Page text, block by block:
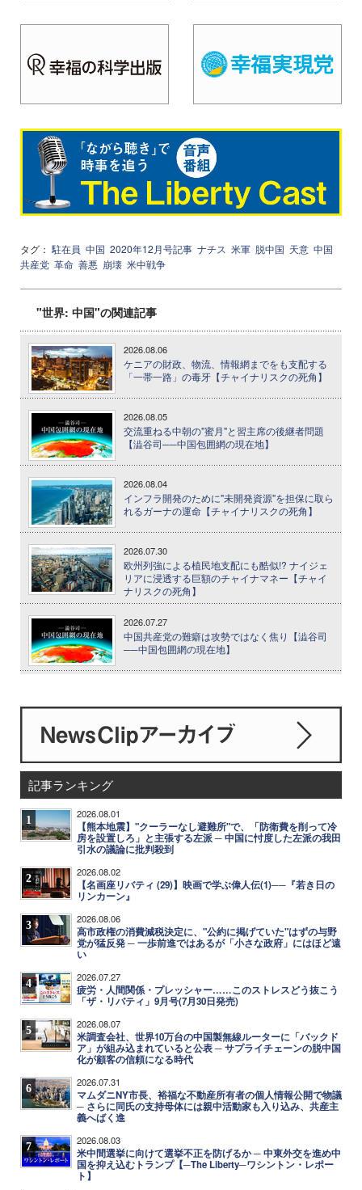
タグ： 駐在員 中国 2020年12月号記事 ナチス 米軍 脱中国 天意 中国
共産党 革命 善悪 崩壊 米中戦争
"世界: 中国"の関連記事
2026.08.06
ケニアの財政、物流、情報網までをも支配する
「一帯一路」の毒牙【チャイナリスクの死角】
2026.08.05
交流重ねる中朝の"蜜月"と習主席の後継者問題
【澁谷司──中国包囲網の現在地】
2026.08.04
インフラ開発のために"未開発資源"を担保に取ら
れるガーナの運命【チャイナリスクの死角】
2026.07.30
欧州列強による植民地支配にも酷似!? ナイジェ
リアに浸透する巨額のチャイナマネー【チャイ
ナリスクの死角】
2026.07.27
中国共産党の難癖は攻勢ではなく焦り【澁谷司
──中国包囲網の現在地】
記事ランキング
1 2026.08.01
【熊本地震】"クーラーなし避難所"で、「防衛費を削って冷
房を設置しろ」と主張する左派 ─ 中国に忖度した左派の我田
引水の議論に批判殺到
2 2026.08.02
【名画座リバティ (29)】映画で学ぶ偉人伝(1)──『若き日の
リンカーン』
3 2026.08.06
高市政権の消費減税決定に、"公約に掲げていた"はずの与野
党が猛反発 ─ 一歩前進ではあるが「小さな政府」にはほど遠
い
4 2026.07.27
疲労・人間関係・プレッシャー……このストレスどう抜こう
「ザ・リバティ」9月号(7月30日発売)
5 2026.08.07
米調査会社、世界10万台の中国製無線ルーターに「バックド
ア」が組み込まれていると公表 ─ サプライチェーンの脱中国
化が顧客の信頼になる時代
6 2026.07.31
マムダニNY市長、裕福な不動産所有者の個人情報公開で物議
─ さらに同氏の支持母体には親中活動家も入り込み、共産主
義へばく進
7 2026.08.03
米中間選挙に向けて選挙不正を防げるか ─ 中東外交を進め中
国を抑え込むトランプ【─The Liberty─ワシントン・レポー
ト】